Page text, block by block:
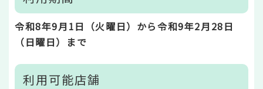
令和8年9月1日（火曜日）から令和9年2月28日
（日曜日）まで
利用可能店舗